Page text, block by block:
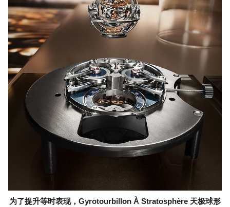
为了提升等时表现，Gyrotourbillon À Stratosphère 天极球形